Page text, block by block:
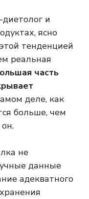
и
ясно
тенденцией
реальная
часть
деле, как
больше, чем
не
данные
адекватного